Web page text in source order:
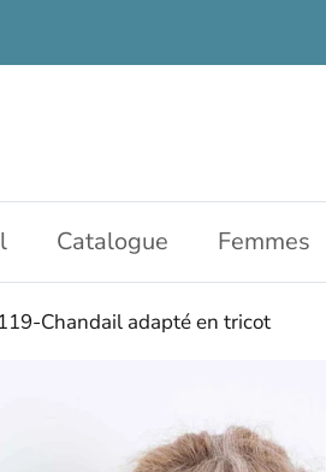
Catalogue Femmes
Chandail adapté en tricot